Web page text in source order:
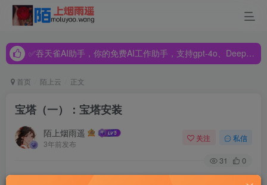
✅吞天雀AI助手，你的免费AI工作助手，支持gpt-4o、DeepSeek、Claude🔥🔥🔥🔥
✅吞天雀AI助手，你的免费AI工作助手，支持gpt-4o、DeepSeek、Claude🔥🔥🔥🔥
首页 陌上云 正文
宝塔（一）：宝塔安装
陌上烟雨遥
3年前发布
关注 私信
31 0